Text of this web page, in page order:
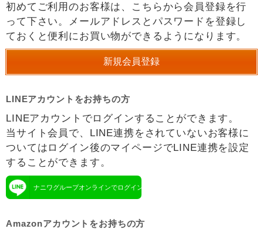
初めてご利用のお客様は、こちらから会員登録を行
って下さい。メールアドレスとパスワードを登録し
ておくと便利にお買い物ができるようになります。
LINEアカウントをお持ちの方
LINEアカウントでログインすることができます。
当サイト会員で、LINE連携をされていないお客様に
ついてはログイン後のマイページでLINE連携を設定
することができます。
ナニワグループオンラインでログイン
Amazonアカウントをお持ちの方